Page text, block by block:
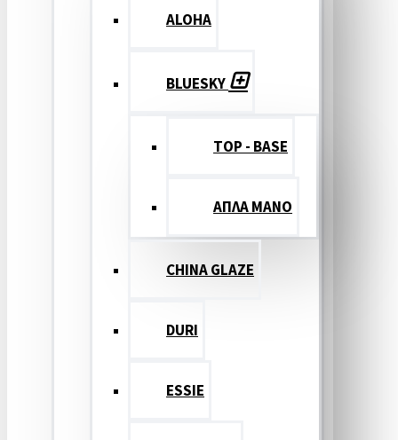
ALOHA
BLUESKY
TOP - BASE
ΑΠΛΑ ΜΑΝΟ
CHINA GLAZE
DURI
ESSIE